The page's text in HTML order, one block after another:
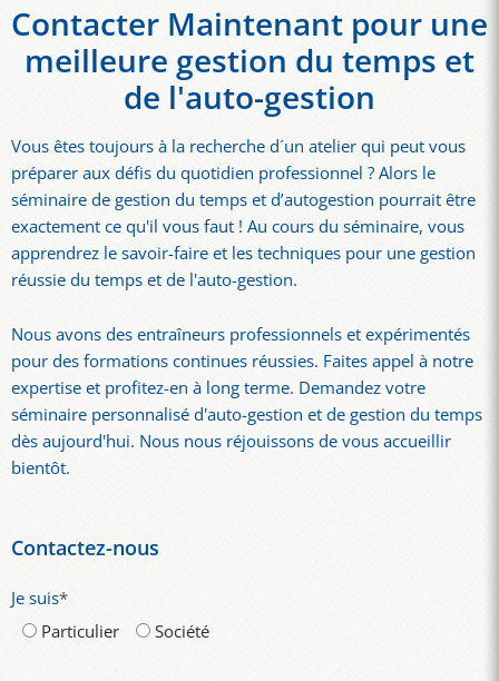
Contacter Maintenant pour une
meilleure gestion du temps et
de l'auto-gestion
Vous êtes toujours à la recherche d´un atelier qui peut vous
préparer aux défis du quotidien professionnel ? Alors le
séminaire de gestion du temps et d’autogestion pourrait être
exactement ce qu'il vous faut ! Au cours du séminaire, vous
apprendrez le savoir-faire et les techniques pour une gestion
réussie du temps et de l'auto-gestion.
Nous avons des entraîneurs professionnels et expérimentés
pour des formations continues réussies. Faites appel à notre
expertise et profitez-en à long terme. Demandez votre
séminaire personnalisé d'auto-gestion et de gestion du temps
dès aujourd'hui. Nous nous réjouissons de vous accueillir
bientôt.
Contactez-nous
Je suis*
Particulier
Société